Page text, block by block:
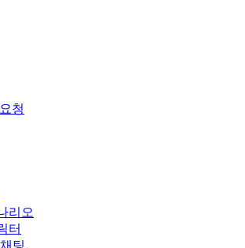
청
리오
터